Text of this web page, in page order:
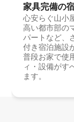
家具完備の
心安らぐ山小
高い都市部の
パートなど、
付き宿泊施設
普段お家で使
ィ・設備がす
ます。